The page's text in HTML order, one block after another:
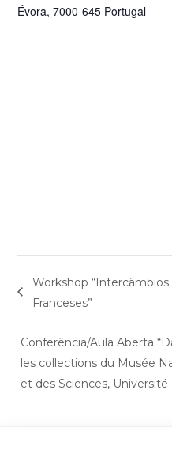
Évora, 7000-645 Portugal
Workshop
Franceses”
Conferência/Aula Aberta
les collections du Musée
et des Sciences, Université